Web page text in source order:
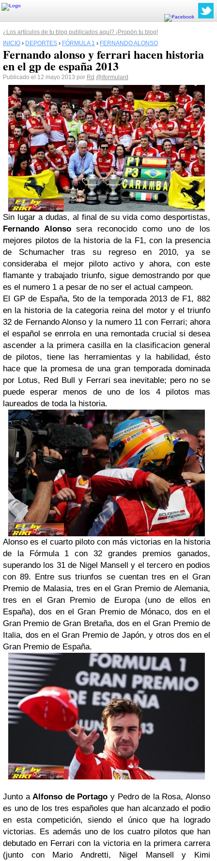
¿Los artículos de tu blog publicados aquí? ¡Propón tu blog!
INICIO › DEPORTES › FÓRMULA 1 › FERNANDO ALONSO
Fernando alonso y ferrari hacen historia
en el gp de españa 2013
Publicado el 12 mayo 2013 por Rd @iformulard
Sin lugar a dudas, al final de su vida como desportistas,
Fernando Alonsosera reconocido como uno de los
mejores pilotos de la historia de la F1, con la presencia
de Schumacher tras su regreso en 2010, ya se
consideraba el mejor piloto activo y ahora, con este
flamante y trabajado triunfo, sigue demostrando por que
es el numero 1 a pesar de no ser el actual campeon.
El GP de España, 5to de la temporada 2013 de F1, 882
en la historia de la categoria reina del motor y el triunfo
32 de Fernando Alonso y la numero 11 con Ferrari; ahora
el español se enrrola en una remontada crucial si desea
ascender a la primera casilla en la clasificacion general
de pilotos, tiene las herramientas y la habilidad, ésto
hace que la promesa de una gran temporada dominada
por Lotus, Red Bull y Ferrari sea inevitable; pero no se
puede esperar menos de uno de los 4 pilotos mas
laureados de toda la historia.
Alonso es el cuarto piloto con más victorias en la historia
de la Fórmula 1 con 32 grandes premios ganados,
superando los 31 de Nigel Mansell y el tercero en podios
con 89. Entre sus triunfos se cuentan tres en el Gran
Premio de Malasia, tres en el Gran Premio de Alemania,
tres en el Gran Premio de Europa (uno de ellos en
España), dos en el Gran Premio de Mónaco, dos en el
Gran Premio de Gran Bretaña, dos en el Gran Premio de
Italia, dos en el Gran Premio de Japón, y otros dos en el
Gran Premio de España.
Junto aAlfonso de Portago y Pedro de la Rosa, Alonso
es uno de los tres españoles que han alcanzado el podio
en esta competición, siendo el único que ha logrado
victorias. Es además uno de los cuatro pilotos que han
debutado en Ferrari con la victoria en la primera carrera
(junto con Mario Andretti, Nigel Mansell y Kimi